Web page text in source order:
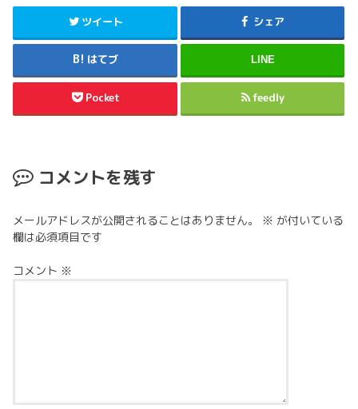
ツイート シェア
はてブ LINE
Pocket feedly
コメントを残す
メールアドレスが公開されることはありません。 ※ が付いている
欄は必須項目です
コメント ※